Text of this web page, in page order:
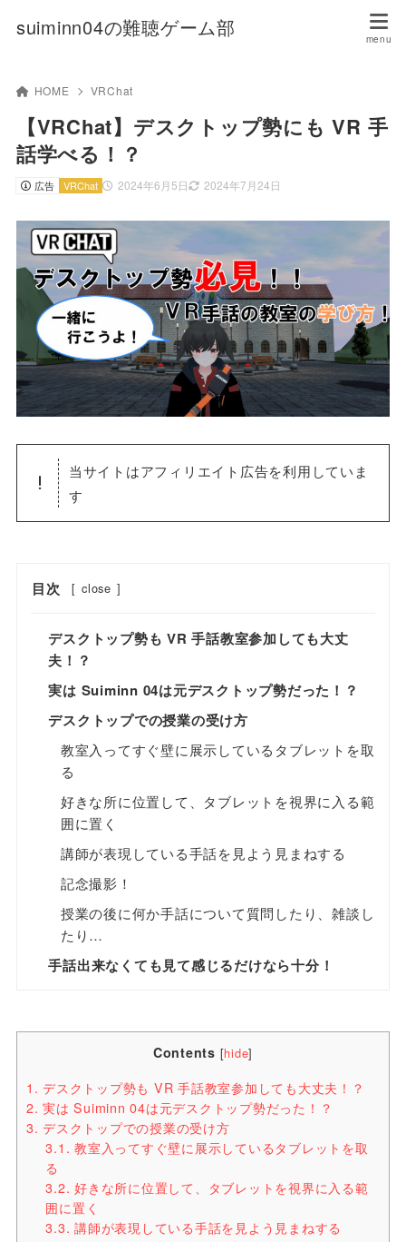
suiminn04の難聴ゲーム部
HOME VRChat
【VRChat】デスクトップ勢にも VR 手
話学べる！？
広告 2024年6月5日 2024年7月24日
VRChat
当サイトはアフィリエイト広告を利用していま
す
目次 [ close ]
デスクトップ勢も VR 手話教室参加しても大丈
夫！？
実は Suiminn 04は元デスクトップ勢だった！？
デスクトップでの授業の受け方
教室入ってすぐ壁に展示しているタブレットを取
る
好きな所に位置して、タブレットを視界に入る範
囲に置く
講師が表現している手話を見よう見まねする
記念撮影！
授業の後に何か手話について質問したり、雑談し
たり…
手話出来なくても見て感じるだけなら十分！
Contents [hide]
1. デスクトップ勢も VR 手話教室参加しても大丈夫！？
2. 実は Suiminn 04は元デスクトップ勢だった！？
3. デスクトップでの授業の受け方
3.1. 教室入ってすぐ壁に展示しているタブレットを取
る
3.2. 好きな所に位置して、タブレットを視界に入る範
囲に置く
3.3. 講師が表現している手話を見よう見まねする